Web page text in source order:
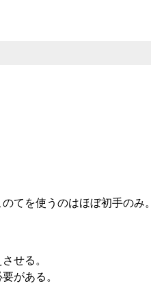
てを使うのはほぼ初手のみ。
せる。
がある。